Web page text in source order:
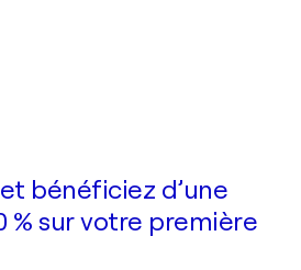
bénéficiez d’une
% sur votre première